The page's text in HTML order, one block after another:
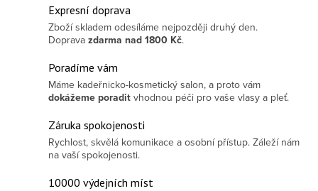
Ovládací prvky výpisu
Expresní doprava
Zboží skladem odesíláme nejpozději druhý den.
Doprava zdarma nad 1800 Kč.
Poradíme vám
Máme kadeřnicko-kosmetický salon, a proto vám
dokážeme poradit vhodnou péči pro vaše vlasy a pleť.
Záruka spokojenosti
Rychlost, skvělá komunikace a osobní přístup. Záleží nám
na vaší spokojenosti.
10000 výdejních míst